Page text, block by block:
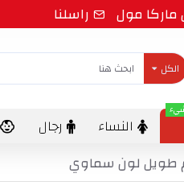
ماركا مول راسلنا
الكل
النساء رجال
طويل لون سماوي